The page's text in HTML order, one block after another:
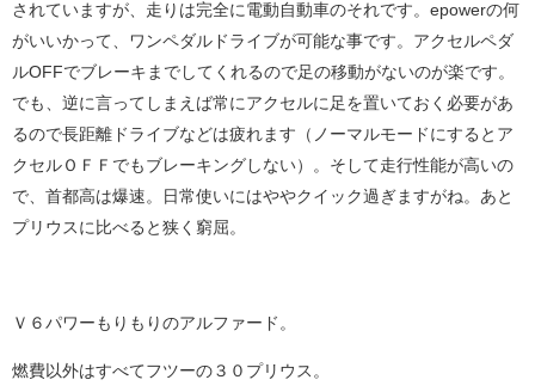
されていますが、走りは完全に電動自動車のそれです。epowerの何
がいいかって、ワンペダルドライブが可能な事です。アクセルペダ
ルOFFでブレーキまでしてくれるので足の移動がないのが楽です。
でも、逆に言ってしまえば常にアクセルに足を置いておく必要があ
るので長距離ドライブなどは疲れます（ノーマルモードにするとア
クセルＯＦＦでもブレーキングしない）。そして走行性能が高いの
で、首都高は爆速。日常使いにはややクイック過ぎますがね。あと
プリウスに比べると狭く窮屈。
Ｖ６パワーもりもりのアルファード。
燃費以外はすべてフツーの３０プリウス。